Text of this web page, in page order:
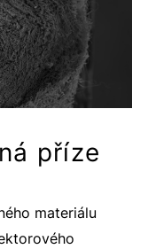
příze
materiálu